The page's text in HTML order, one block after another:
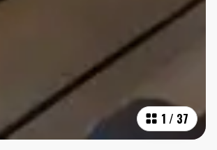
1 / 37